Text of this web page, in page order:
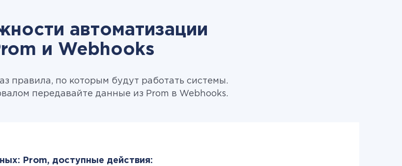
автоматизации
и Webhooks
правила, по которым будут работать системы.
передавайте данные из Prom в Webhooks.
Prom, доступные действия: